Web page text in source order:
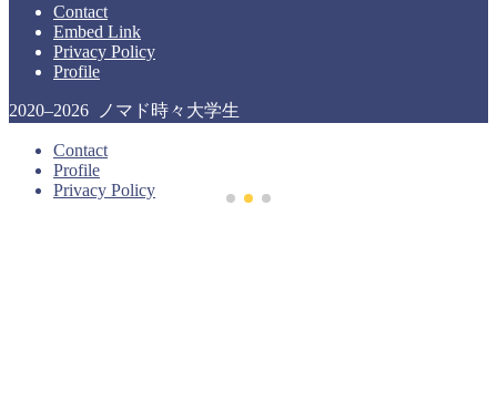
Contact
Embed Link
Privacy Policy
Profile
2020–2026 ノマド時々大学生
Contact
Profile
Privacy Policy